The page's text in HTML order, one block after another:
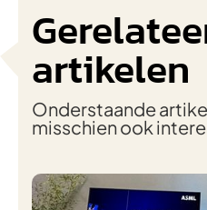
artikelen
Onderstaande
misschien ook